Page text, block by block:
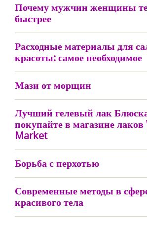
Почему мужчин женщины
быстрее
Расходные материалы для
красоты: самое необходимое
Мази от морщин
Лучший гелевый лак
покупайте в магазине
Market
Борьба с перхотью
Современные методы в
красивого тела